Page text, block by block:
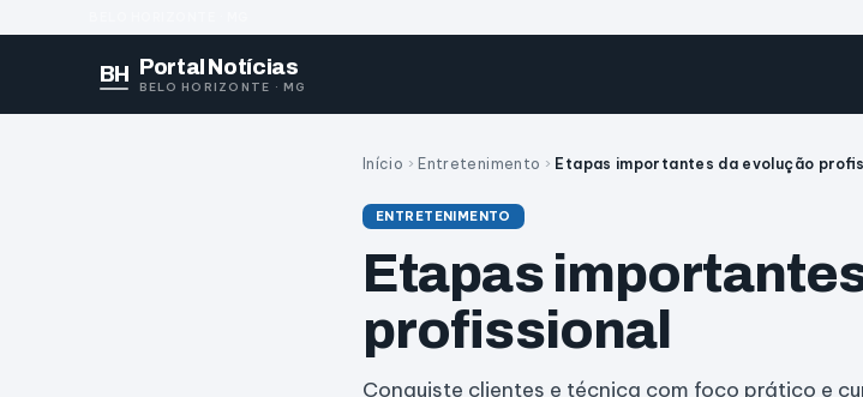
BH Portal Notícias
BELO HORIZONTE · MG
Início › Entretenimento › Etapas importantes da evolução
ENTRETENIMENTO
Etapas
profissional
Conquiste clientes e técnica com foco prático e